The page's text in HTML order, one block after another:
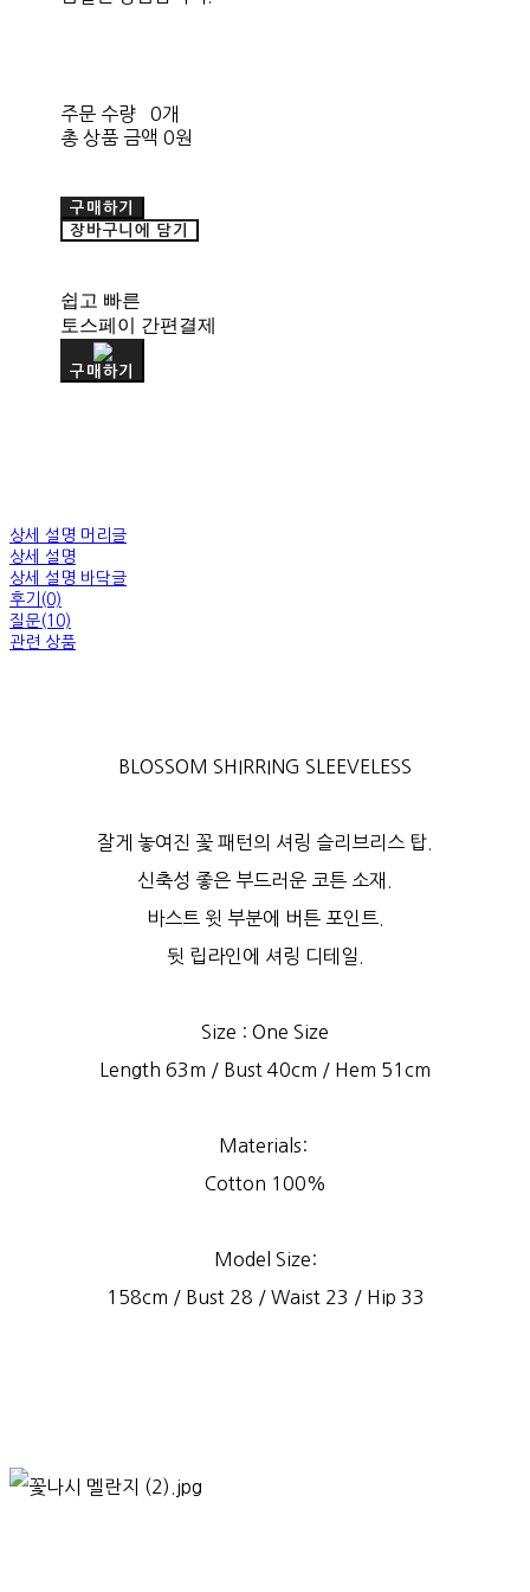
주문 수량
0개
총 상품 금액 0원
구매하기
장바구니에 담기
쉽고 빠른
토스페이 간편결제
구매하기
상세 설명 머리글
상세 설명
상세 설명 바닥글
후기(0)
질문(10)
관련 상품
BLOSSOM SHIRRING SLEEVELESS
잘게 놓여진 꽃 패턴의 셔링 슬리브리스 탑.
신축성 좋은 부드러운 코튼 소재.
바스트 윗 부분에 버튼 포인트.
뒷 립라인에 셔링 디테일.
Size : One Size
Length 63m / Bust 40cm / Hem 51cm
Materials:
Cotton 100%
Model Size:
158cm / Bust 28 / Waist 23 / Hip 33